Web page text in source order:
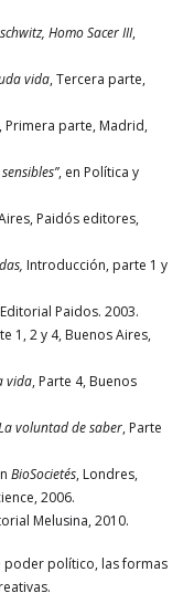
Homo Sacer III,
vida, Tercera parte,
, Primera parte, Madrid,
, en Política y
Paidós editores,
Introducción, parte 1 y
Paidos. 2003.
1, 2 y 4, Buenos Aires,
vida, Parte 4, Buenos
voluntad de saber, Parte
BioSocietés, Londres,
2006.
Melusina, 2010.
poder político, las formas